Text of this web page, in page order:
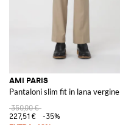
AMI PARIS
Pantaloni slim fit in lana vergine
350,00 €
227,51 €
-35%